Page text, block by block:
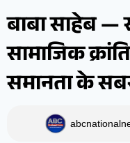
बाबा साहेब —
सामाजिक
समानता के